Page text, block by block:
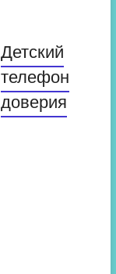
Детский
телефон
доверия